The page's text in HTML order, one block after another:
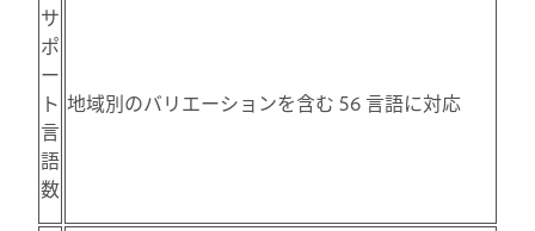
サ
ポ
ー
ト
言
語
数
地域別のバリエーションを含む 56 言語に対応